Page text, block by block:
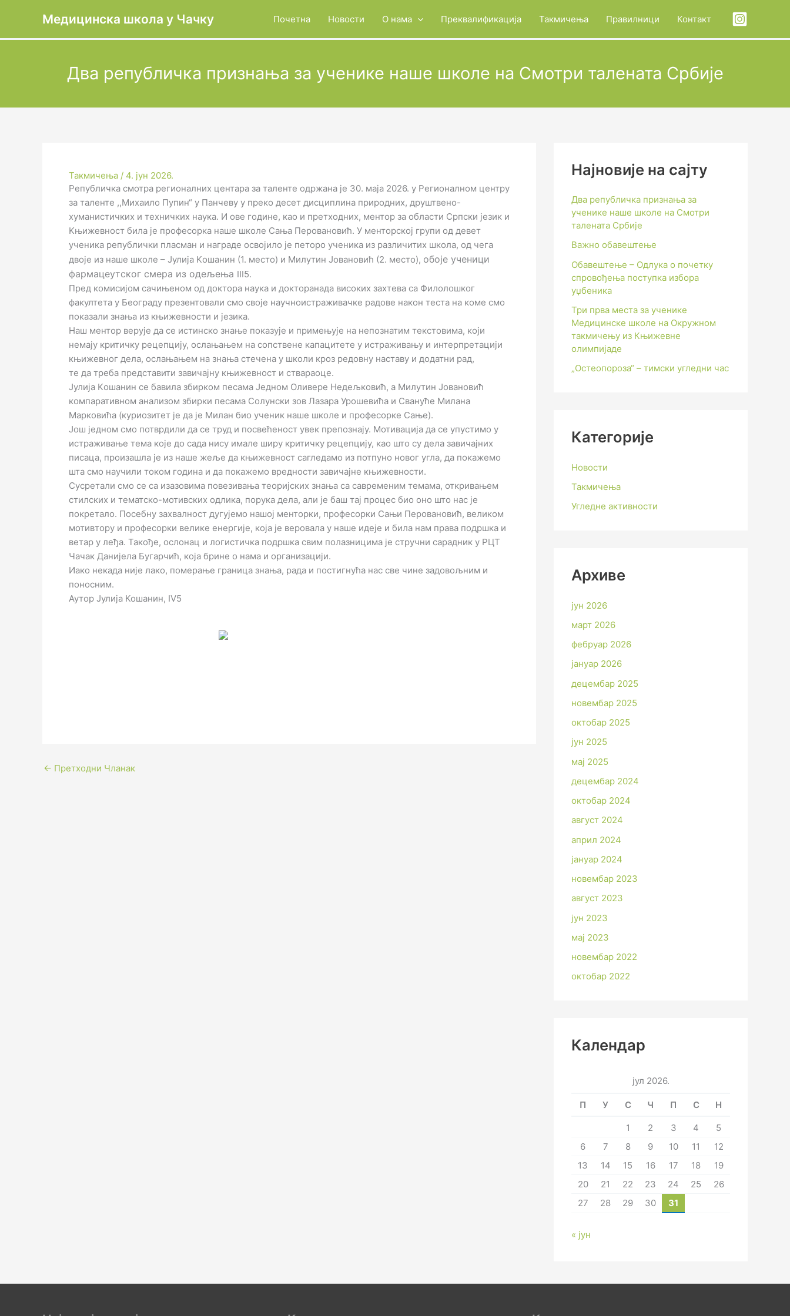
Медицинска школа у Чачку Почетна Новости О нама Преквалификација Такмичења Правилници Контакт
Два републичка признања за ученике наше школе на Смотри талената Србије
Такмичења / 4. јун 2026.
Републичка смотра регионалних центара за таленте одржана је 30. маја 2026. у Регионалном центру
за таленте ,,Михаило Пупин“ у Панчеву у преко десет дисциплина природних, друштвено-
хуманистичких и техничких наука. И ове године, као и претходних, ментор за области Српски језик и
Kњижевност била је професорка наше школе Сања Перовановић. У менторској групи од девет
ученика републички пласман и награде освојило је петоро ученика из различитих школа, од чега
двоје из наше школе – Јулија Kошанин (1. место) и Милутин Јовановић (2. место), обоје ученици
фармацеутског смера из одељења III5.
Пред комисијом сачињеном од доктора наука и докторанада високих захтева са Филолошког
факултета у Београду презентовали смо своје научноистраживачке радове након теста на коме смо
показали знања из књижевности и језика.
Наш ментор верује да се истинско знање показује и примењује на непознатим текстовима, који
немају критичку рецепцију, ослањањем на сопствене капацитете у истраживању и интерпретацији
књижевног дела, ослањањем на знања стечена у школи кроз редовну наставу и додатни рад,
те да треба представити завичајну књижевност и ствараоце.
Јулија Kошанин се бавила збирком песама Једном Оливере Недељковић, а Милутин Јовановић
компаративном анализом збирки песама Солунски зов Лазара Урошевића и Свануће Милана
Марковића (куриозитет је да је Милан био ученик наше школе и професорке Сање).
Још једном смо потврдили да се труд и посвећеност увек препознају. Мотивација да се упустимо у
истраживање тема које до сада нису имале ширу критичку рецепцију, као што су дела завичајних
писаца, произашла је из наше жеље да књижевност сагледамо из потпуно новог угла, да покажемо
шта смо научили током година и да покажемо вредности завичајне књижевности.
Сусретали смо се са изазовима повезивања теоријских знања са савременим темама, откривањем
стилских и тематско-мотивских одлика, порука дела, али је баш тај процес био оно што нас је
покретало. Посебну захвалност дугујемо нашој менторки, професорки Сањи Перовановић, великом
мотивтору и професорки велике енергије, која је веровала у наше идеје и била нам права подршка и
ветар у леђа. Такође, ослонац и логистичка подршка свим полазницима је стручни сарадник у РЦТ
Чачак Данијела Бугарчић, која брине о нама и организацији.
Иако некада није лако, померање граница знања, рада и постигнућа нас све чине задовољним и
поносним.
Аутор Јулија Кошанин, IV5
← Претходни Чланак
Најновије на сајту
Два републичка признања за
ученике наше школе на Смотри
талената Србије
Важно обавештење
Обавештење – Одлука о почетку
спровођења поступка избора
уџбеника
Три прва места за ученике
Медицинске школе на Окружном
такмичењу из Књижевне
олимпијаде
„Остеопороза“ – тимски угледни час
Категорије
Новости
Такмичења
Угледне активности
Архиве
јун 2026
март 2026
фебруар 2026
јануар 2026
децембар 2025
новембар 2025
октобар 2025
јун 2025
мај 2025
децембар 2024
октобар 2024
август 2024
април 2024
јануар 2024
новембар 2023
август 2023
јун 2023
мај 2023
новембар 2022
октобар 2022
Календар
јул 2026.
П У С Ч П С Н
1 2 3 4
5
6
7 8 9 10 11
12
13
14 15 16 17 18
19
20
21 22 23 24 25
26
27
28 29 30 31
« јун